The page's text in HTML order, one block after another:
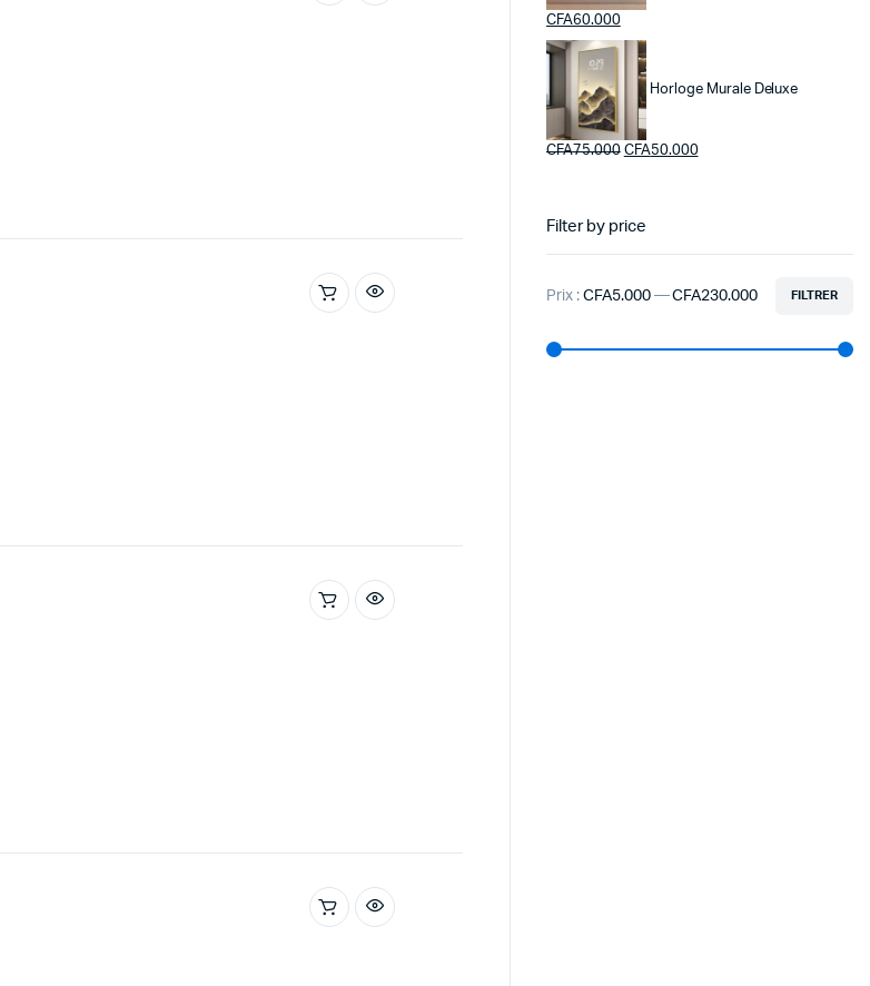
CFA60.000
Horloge Murale Deluxe
CFA75.000 CFA50.000
Filter by price
FILTRER
Prix : CFA5.000—CFA230.000